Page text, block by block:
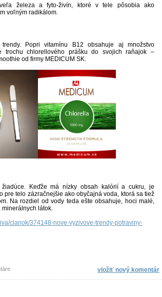
železa a fyto-živín, ktoré v tele pôsobia ako
voľným radikálom.
Popri vitamínu B12 obsahuje aj množstvo
trochu chlorellového prášku do svojich raňajok –
od firmy MEDICUM SK.
Keďže má nízky obsah kalórií a cukru, je
pre telo zázračnejšie ako obyčajná voda, ktorá sa tiež
Na rozdiel od vody teda ešte obsahuje, hoci malé,
minerálnych látok.
clanok/374148-nove-vyzivove-trendy-potraviny-
vložiť nový komentár